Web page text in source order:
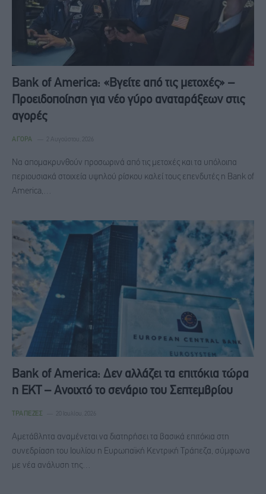
Bank of America: «Βγείτε από τις μετοχές» –
Προειδοποίηση για νέο γύρο αναταράξεων στις
αγορές
ΑΓΟΡΆ 2 Αυγούστου, 2026
Να απομακρυνθούν προσωρινά από τις μετοχές και τα υπόλοιπα
περιουσιακά στοιχεία υψηλού ρίσκου καλεί τους επενδυτές η Bank of
America,…
Bank of America: Δεν αλλάζει τα επιτόκια τώρα
η ΕΚΤ – Ανοιχτό το σενάριο του Σεπτεμβρίου
ΤΡΆΠΕΖΕΣ 20 Ιουλίου, 2026
Αμετάβλητα αναμένεται να διατηρήσει τα βασικά επιτόκια στη
συνεδρίαση του Ιουλίου η Ευρωπαϊκή Κεντρική Τράπεζα, σύμφωνα
με νέα ανάλυση της…